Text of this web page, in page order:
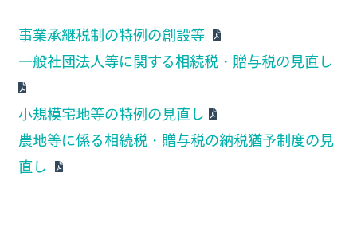
事業承継税制の特例の創設等
一般社団法人等に関する相続税・贈与税の見直し
小規模宅地等の特例の見直し
農地等に係る相続税・贈与税の納税猶予制度の見
直し